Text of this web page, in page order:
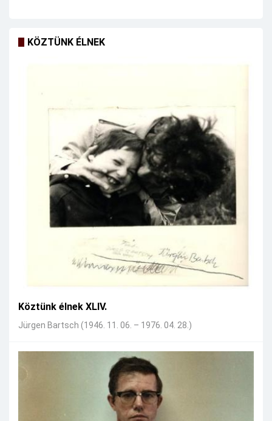
KÖZTÜNK ÉLNEK
Köztünk élnek XLIV.
Jürgen Bartsch (1946. 11. 06. – 1976. 04. 28.)